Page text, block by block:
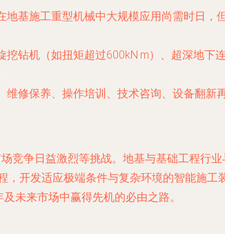
基施工重型机械中大规模应用尚需时日，
钻机（如扭矩超过600kN·m）、超深地下
修保养、操作培训、技术咨询、设备翻新
竞争日益激烈等挑战。地基与基础工程行
，开发适应极端条件与复杂环境的智能施工
未来市场中赢得先机的必由之路。